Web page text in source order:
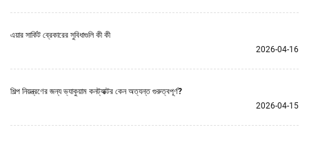
এয়ার সার্কিট ব্রেকারের সুবিধাগুলি কী কী
2026-04-16
শিল্প নিয়ন্ত্রণের জন্য ভ্যাকুয়াম কনট্যাক্টর কেন অত্যন্ত গুরুত্বপূর্ণ?
2026-04-15